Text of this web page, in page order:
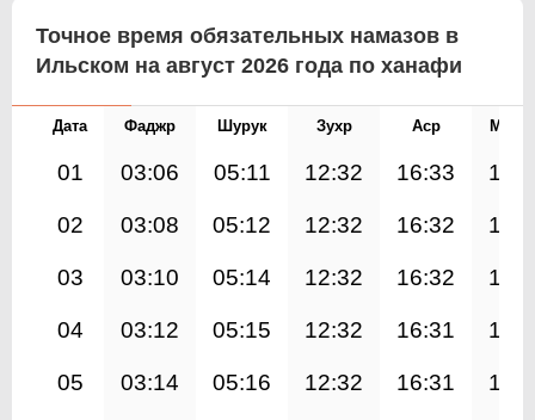
Точное время обязательных намазов в
Ильском на август 2026 года по ханафи
Дата Фаджр Шурук Зухр Аср
01 03:06 05:11 12:32 16:33
02 03:08 05:12 12:32 16:32
03 03:10 05:14 12:32 16:32
04 03:12 05:15 12:32 16:31
05 03:14 05:16 12:32 16:31